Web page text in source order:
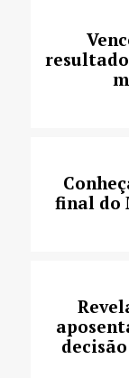
final do